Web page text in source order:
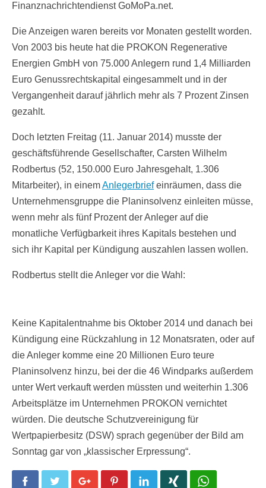
Finanznachrichtendienst GoMoPa.net.
Die Anzeigen waren bereits vor Monaten gestellt worden.
Von 2003 bis heute hat die PROKON Regenerative
Energien GmbH von 75.000 Anlegern rund 1,4 Milliarden
Euro Genussrechtskapital eingesammelt und in der
Vergangenheit darauf jährlich mehr als 7 Prozent Zinsen
gezahlt.
Doch letzten Freitag (11. Januar 2014) musste der
geschäftsführende Gesellschafter, Carsten Wilhelm
Rodbertus (52, 150.000 Euro Jahresgehalt, 1.306
Mitarbeiter), in einemAnlegerbriefeinräumen, dass die
Unternehmensgruppe die Planinsolvenz einleiten müsse,
wenn mehr als fünf Prozent der Anleger auf die
monatliche Verfügbarkeit ihres Kapitals bestehen und
sich ihr Kapital per Kündigung auszahlen lassen wollen.
Rodbertus stellt die Anleger vor die Wahl:
Keine Kapitalentnahme bis Oktober 2014 und danach bei
Kündigung eine Rückzahlung in 12 Monatsraten, oder auf
die Anleger komme eine 20 Millionen Euro teure
Planinsolvenz hinzu, bei der die 46 Windparks außerdem
unter Wert verkauft werden müssten und weiterhin 1.306
Arbeitsplätze im Unternehmen PROKON vernichtet
würden. Die deutsche Schutzvereinigung für
Wertpapierbesitz (DSW) sprach gegenüber der Bild am
Sonntag gar von „klassischer Erpressung“.
Facebook Twitter Google+ Pinterest LinkedIn